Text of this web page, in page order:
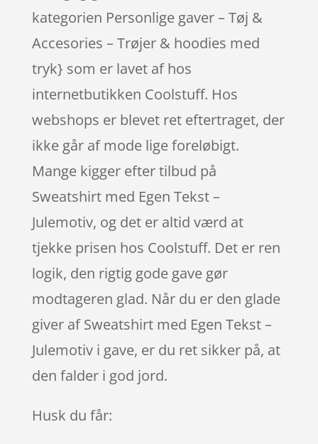
kategorien Personlige gaver – Tøj &
Accesories – Trøjer & hoodies med
tryk} som er lavet af hos
internetbutikken Coolstuff. Hos
webshops er blevet ret eftertraget, der
ikke går af mode lige foreløbigt.
Mange kigger efter tilbud på
Sweatshirt med Egen Tekst –
Julemotiv, og det er altid værd at
tjekke prisen hos Coolstuff. Det er ren
logik, den rigtig gode gave gør
modtageren glad. Når du er den glade
giver af Sweatshirt med Egen Tekst –
Julemotiv i gave, er du ret sikker på, at
den falder i god jord.
Husk du får: